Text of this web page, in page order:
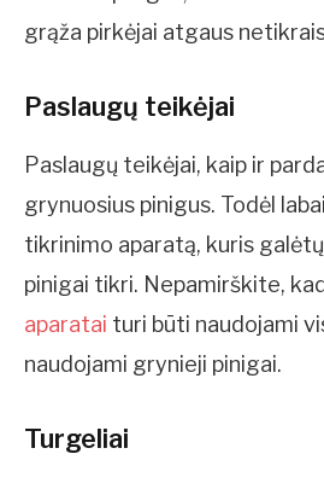
grąža pirkėjai atgaus
Paslaugų teikėjai
Paslaugų teikėjai, kaip ir
grynuosius pinigus. Todėl
tikrinimo aparatą, kuris
pinigai tikri. Nepamirškite, kad
aparatai turi būti naudojami
naudojami grynieji pinigai.
Turgeliai